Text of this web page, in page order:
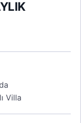
Villa